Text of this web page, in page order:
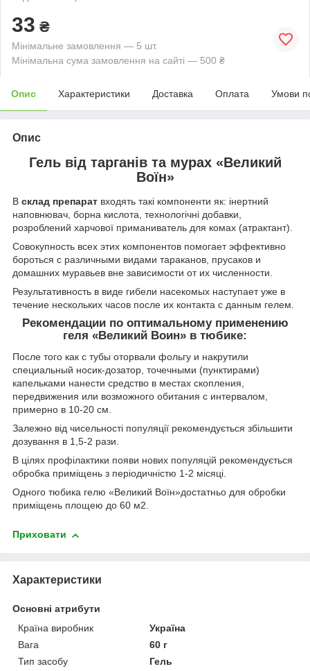
33 ₴
Мінімальне замовлення — 5 шт.
Мінімальна сума замовлення на сайті — 500 ₴
Опис Характеристики Доставка Оплата Умови
Опис
Гель від тарганів та мурах «Великий
Воїн»
В склад препарат входять такі компоненти як: інертний
наповнювач, борна кислота, технологічні добавки,
розроблений харчової приманиватель для комах (атрактант).
Совокупность всех этих компонентов помогает эффективно
бороться с различными видами тараканов, прусаков и
домашних муравьев вне зависимости от их численности.
Результативность в виде гибели насекомых наступает уже в
течение нескольких часов после их контакта с данным гелем.
Рекомендации по оптимальному применению
геля «Великий Воин» в тюбике:
После того как с тубы оторвали фольгу и накрутили
специальный носик-дозатор, точечными (пунктирами)
капельками нанести средство в местах скопления,
передвижения или возможного обитания с интервалом,
примерно в 10-20 см.
Залежно від чисельності популяції рекомендується збільшити
дозування в 1,5-2 рази.
В цілях профілактики появи нових популяцій рекомендується
обробка приміщень з періодичністю 1-2 місяці.
Одного тюбика гелю «Великий Воїн»достатньо для обробки
приміщень площею до 60 м2.
Приховати
Характеристики
Основні атрибути
Країна виробник
Україна
Вага
60 г
Тип засобу
Гель